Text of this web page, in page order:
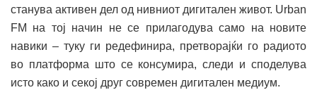
станува активен дел од нивниот дигитален живот. Urban
FM на тој начин не се прилагодува само на новите
навики – туку ги редефинира, претворајќи го радиото
во платформа што се консумира, следи и споделува
исто како и секој друг современ дигитален медиум.